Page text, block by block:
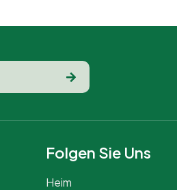
Folgen Sie Uns
Heim